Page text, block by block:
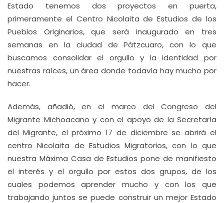
Estado tenemos dos proyectos en puerta,
primeramente el Centro Nicolaita de Estudios de los
Pueblos Originarios, que será inaugurado en tres
semanas en la ciudad de Pátzcuaro, con lo que
buscamos consolidar el orgullo y la identidad por
nuestras raíces, un área donde todavía hay mucho por
hacer.
Además, añadió, en el marco del Congreso del
Migrante Michoacano y con el apoyo de la Secretaría
del Migrante, el próximo 17 de diciembre se abrirá el
centro Nicolaita de Estudios Migratorios, con lo que
nuestra Máxima Casa de Estudios pone de manifiesto
el interés y el orgullo por estos dos grupos, de los
cuales podemos aprender mucho y con los que
trabajando juntos se puede construir un mejor Estado